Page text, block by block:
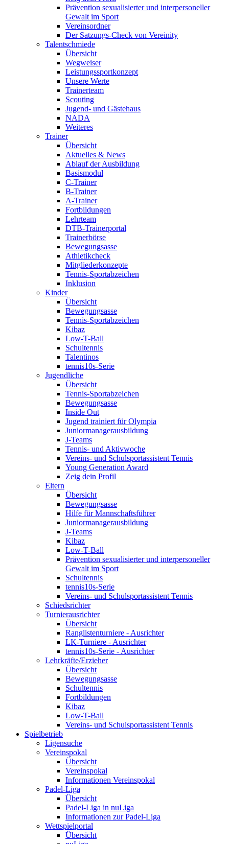
Prävention sexualisierter und interpersoneller
Gewalt im Sport
Vereinsordner
Der Satzungs-Check von Vereinity
Talentschmiede
Übersicht
Wegweiser
Leistungssportkonzept
Unsere Werte
Trainerteam
Scouting
Jugend- und Gästehaus
NADA
Weiteres
Trainer
Übersicht
Aktuelles & News
Ablauf der Ausbildung
Basismodul
C-Trainer
B-Trainer
A-Trainer
Fortbildungen
Lehrteam
DTB-Trainerportal
Trainerbörse
Bewegungsasse
Athletikcheck
Mitgliederkonzepte
Tennis-Sportabzeichen
Inklusion
Kinder
Übersicht
Bewegungsasse
Tennis-Sportabzeichen
Kibaz
Low-T-Ball
Schultennis
Talentinos
tennis10s-Serie
Jugendliche
Übersicht
Tennis-Sportabzeichen
Bewegungsasse
Inside Out
Jugend trainiert für Olympia
Juniormanagerausbildung
J-Teams
Tennis- und Aktivwoche
Vereins- und Schulsportassistent Tennis
Young Generation Award
Zeig dein Profil
Eltern
Übersicht
Bewegungsasse
Hilfe für Mannschaftsführer
Juniormanagerausbildung
J-Teams
Kibaz
Low-T-Ball
Prävention sexualisierter und interpersoneller
Gewalt im Sport
Schultennis
tennis10s-Serie
Vereins- und Schulsportassistent Tennis
Schiedsrichter
Turnierausrichter
Übersicht
Ranglistenturniere - Ausrichter
LK-Turniere - Ausrichter
tennis10s-Serie - Ausrichter
Lehrkräfte/Erzieher
Übersicht
Bewegungsasse
Schultennis
Fortbildungen
Kibaz
Low-T-Ball
Vereins- und Schulsportassistent Tennis
Spielbetrieb
Ligensuche
Vereinspokal
Übersicht
Vereinspokal
Informationen Vereinspokal
Padel-Liga
Übersicht
Padel-Liga in nuLiga
Informationen zur Padel-Liga
Wettspielportal
Übersicht